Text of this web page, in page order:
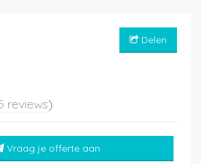
Delen
reviews)
Vraag je offerte aan